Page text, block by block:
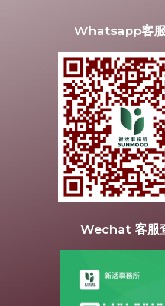
Whatsapp客
Wechat 客服